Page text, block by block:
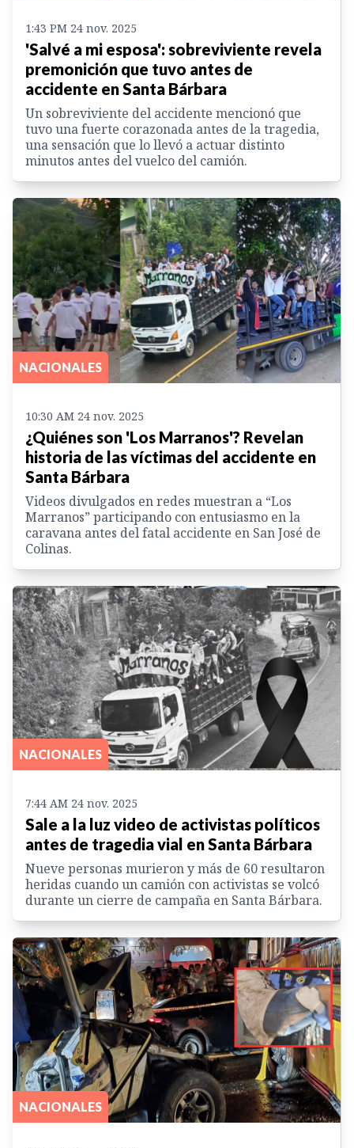
1:43 PM 24 nov. 2025
'Salvé a mi esposa': sobreviviente revela
premonición que tuvo antes de
accidente en Santa Bárbara
Un sobreviviente del accidente mencionó que
tuvo una fuerte corazonada antes de la tragedia,
una sensación que lo llevó a actuar distinto
minutos antes del vuelco del camión.
NACIONALES
10:30 AM 24 nov. 2025
¿Quiénes son 'Los Marranos'? Revelan
historia de las víctimas del accidente en
Santa Bárbara
Videos divulgados en redes muestran a “Los
Marranos” participando con entusiasmo en la
caravana antes del fatal accidente en San José de
Colinas.
NACIONALES
7:44 AM 24 nov. 2025
Sale a la luz video de activistas políticos
antes de tragedia vial en Santa Bárbara
Nueve personas murieron y más de 60 resultaron
heridas cuando un camión con activistas se volcó
durante un cierre de campaña en Santa Bárbara.
NACIONALES